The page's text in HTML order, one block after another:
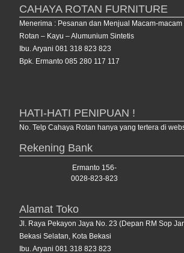
CAHAYA ROTAN FURNITURE
Menerima : Pesanan dan Menjual Macam-
Rotan – Kayu – Alumunium Sintetis
Ibu. Aryani 081 318 823 823
Bpk. Ermanto 085 280 117 117
HATI-HATI PENIPUAN !
No. Telp Cahaya Rotan hanya yang tertera di
Rekening Bank
Ermanto 156-
0028-823-823
Alamat Toko
Jl. Raya Pekayon Jaya No. 23 (Depan RM Sop
Bekasi Selatan, Kota Bekasi
Ibu. Aryani 081 318 823 823